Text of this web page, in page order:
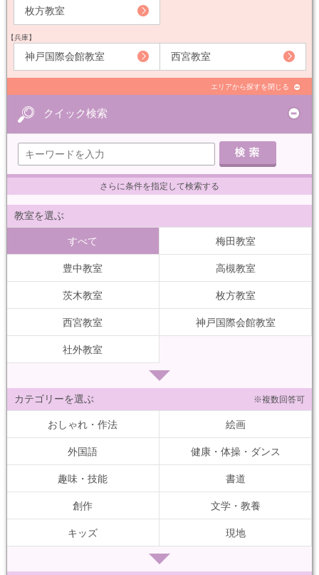
枚方教室
【兵庫】
神戸国際会館教室 西宮教室
エリアから探すを閉じる
クイック検索
さらに条件を指定して検索する
教室を選ぶ
すべて 梅田教室
豊中教室 高槻教室
茨木教室 枚方教室
西宮教室 神戸国際会館教室
社外教室
カテゴリーを選ぶ ※複数回答可
おしゃれ・作法 絵画
外国語 健康・体操・ダンス
趣味・技能 書道
創作 文学・教養
キッズ 現地